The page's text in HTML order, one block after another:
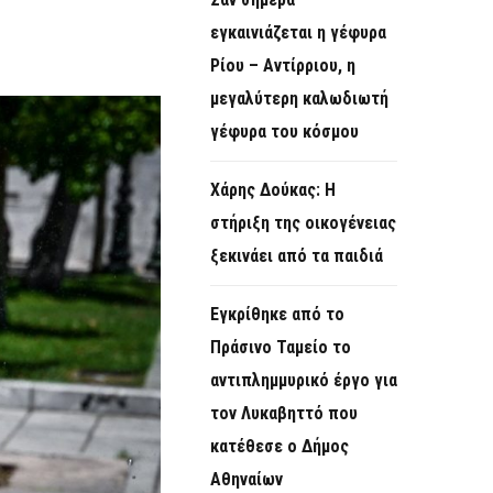
εγκαινιάζεται η γέφυρα
Ρίου – Αντίρριου, η
μεγαλύτερη καλωδιωτή
γέφυρα του κόσμου
Χάρης Δούκας: Η
στήριξη της οικογένειας
ξεκινάει από τα παιδιά
Εγκρίθηκε από το
Πράσινο Ταμείο το
αντιπλημμυρικό έργο για
τον Λυκαβηττό που
κατέθεσε ο Δήμος
Αθηναίων